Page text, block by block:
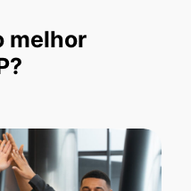
melhor